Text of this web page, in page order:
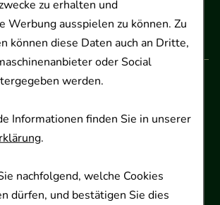
zu erhalten und
Werbung ausspielen zu können. Zu
können diese Daten auch an Dritte,
oder Social
werden.
Informationen finden Sie in unserer
.
nachfolgend, welche Cookies
dürfen, und bestätigen Sie dies
uns
9.00 bis 17.00 Uhr
· E-Mail:info@ApoSalis.de
2 · 30159 Hannover
80 0 · Fax 0511 89 71 80 11